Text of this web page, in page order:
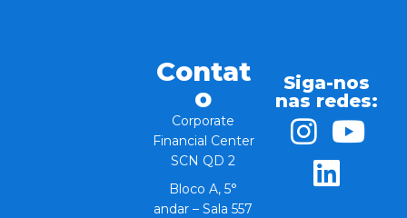
Contat
o
Corporate
Financial Center
SCN QD 2
Bloco A, 5°
andar – Sala 557
Siga-nos
nas redes: